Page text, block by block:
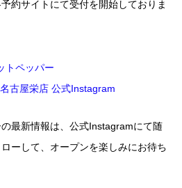
約サイトにて受付を開始しておりま
トペッパー
古屋栄店 公式Instagram
最新情報は、公式Instagramにて随
ーして、オープンを楽しみにお待ち